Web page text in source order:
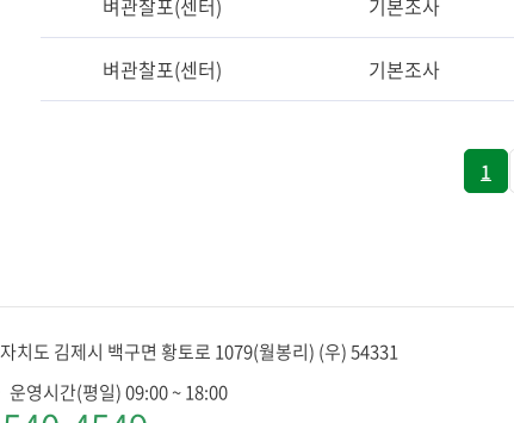
벼관찰포(센터) 기본조사
벼관찰포(센터) 기본조사
1
치도 김제시 백구면 황토로 1079(월봉리) (우) 54331
운영시간(평일) 09:00 ~ 18:00